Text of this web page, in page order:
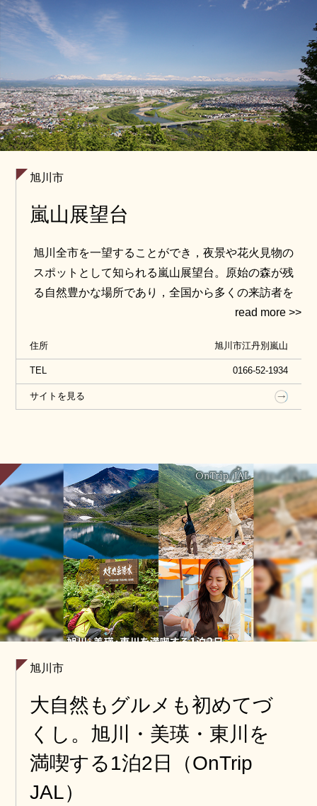
旭川市
嵐山展望台
旭川全市を一望することができ，夜景や花火見物の
スポットとして知られる嵐山展望台。原始の森が残
る自然豊かな場所であり，全国から多くの来訪者を
迎えております。公園としての整備も進んでおり，
できるよう配慮されております。
住所 旭川市江丹別嵐山
TEL 0166-52-1934
サイトを見る
旭川市
大自然もグルメも初めてづ
くし。旭川・美瑛・東川を
満喫する1泊2日（OnTrip
JAL）